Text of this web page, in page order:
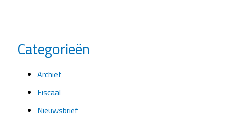
Categorieën
Archief
Fiscaal
Nieuwsbrief